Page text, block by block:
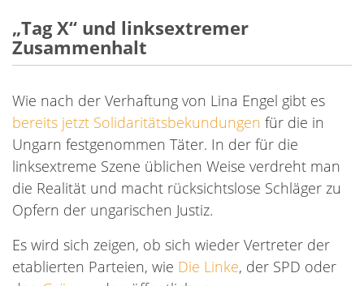
„Tag X“ und linksextremer
Zusammenhalt
Wie nach der Verhaftung von Lina Engel gibt es
bereits jetzt Solidaritätsbekundungen für die in
Ungarn festgenommen Täter. In der für die
linksextreme Szene üblichen Weise verdreht man
die Realität und macht rücksichtslose Schläger zu
Opfern der ungarischen Justiz.
Es wird sich zeigen, ob sich wieder Vertreter der
etablierten Parteien, wie Die Linke, der SPD oder